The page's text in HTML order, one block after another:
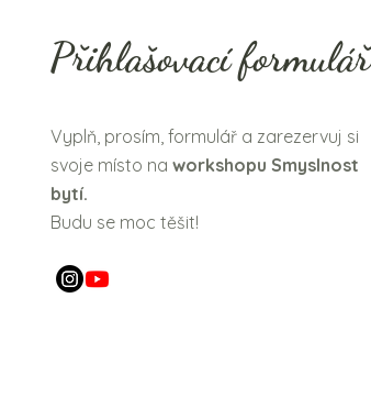
Přihlašovací formulář
Vyplň, prosím, formulář a zarezervuj si
svoje místo na workshopu Smyslnost
bytí.
Budu se moc těšit!